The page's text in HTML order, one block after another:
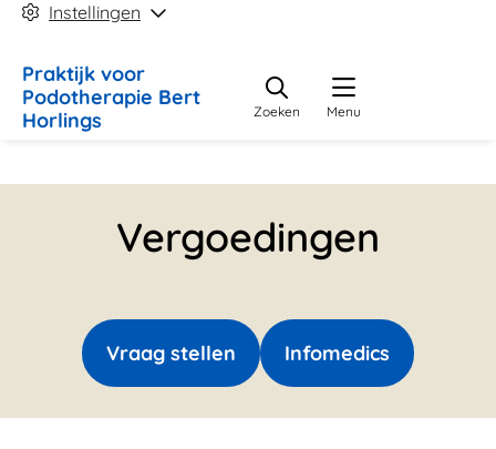
Instellingen
Praktijk voor
Podotherapie Bert
Horlings
Menu
Zoeken
Vergoedingen
Vraag stellen Infomedics